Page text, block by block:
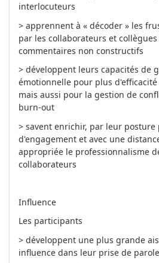
interlocuteurs
> apprennent à « décoder » les
par les collaborateurs et
commentaires non constructifs
> développent leurs capacités de
émotionnelle pour plus
mais aussi pour la gestion de
burn-out
> savent enrichir, par leur posture
d'engagement et avec une
appropriée le professionnalisme
collaborateurs
Influence
Les participants
> développent une plus grande
influence dans leur prise de parole